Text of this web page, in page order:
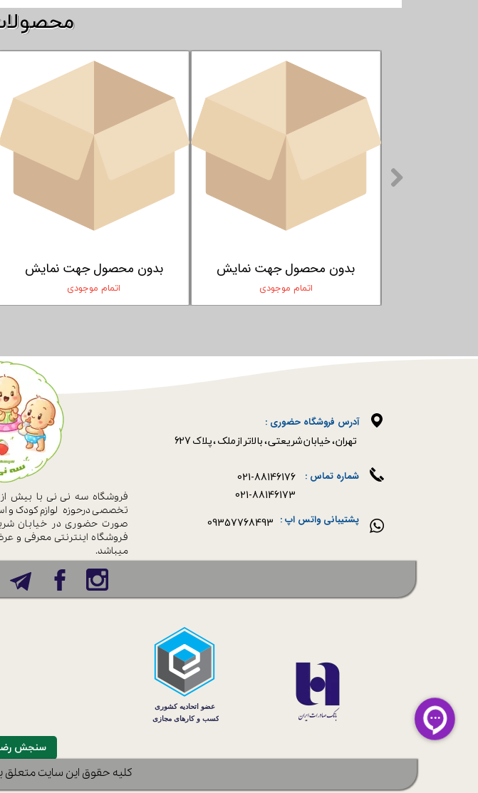
بدون بدون محصول جهت نمایش بدون محصول جهت نمایش
021-88146176
آدرس فروشگاه حضوری :
​​​​​​​تهران ، خیابان شریعتی ، بالاتر از ملک ، پلاک 627​​​​​​​
09357768493
سه نی نی-خریدسیسمونی-فروشگاه
فروشگاه سه نی نی با بیش
تخصصی درحوزه لوازم کودک و
صورت حضوری در خیابان
فروشگاه اینترنتی معرفی و
میباشد.
شماره تماس :
پشتیبانی واتس اپ :
سنجش
​کلیه حقوق این سایت متعلق